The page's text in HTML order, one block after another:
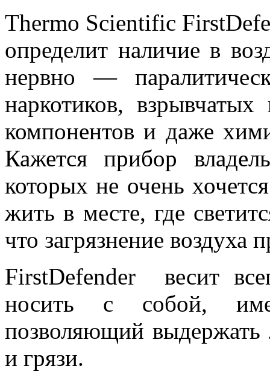
Thermo Scientific
определит наличие в
нервно —
наркотиков,
компонентов и даже
Кажется прибор
которых не очень
жить в месте, где
что загрязнение воздуха
FirstDefender весит
носить с собой,
позволяющий
и грязи.